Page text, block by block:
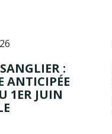
:
ANTICIPÉE
1ER JUIN